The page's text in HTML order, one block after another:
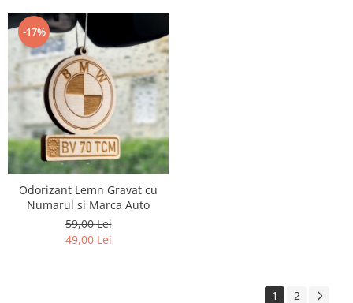
-17%
Odorizant Lemn Gravat cu
Numarul si Marca Auto
59,00 Lei
49,00 Lei
1 2